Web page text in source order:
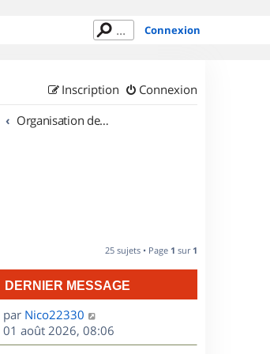
Connexion
Connexion
Inscription
Organisation de sorties en région Bretagne
25 sujets • Page 1 sur 1
DERNIER MESSAGE
D
e
r
par Nico22330
01 août 2026, 08:06